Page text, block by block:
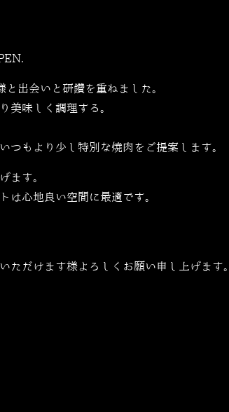
出会いと研鑽を重ねました。
味しく調理する。
もより少し特別な焼肉をご提案します。
ます。
は心地良い空間に最適です。
だけます様よろしくお願い申し上げます。